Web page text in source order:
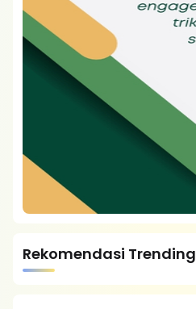
Rekomendasi Trending